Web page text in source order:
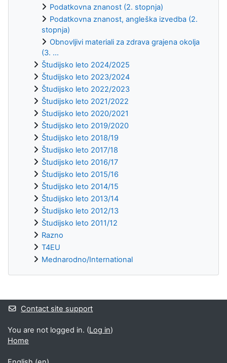
Podatkovna znanost (2. stopnja)
Podatkovna znanost, angleška izvedba (2.
stopnja)
Obnovljivi materiali za zdrava grajena okolja
(3. ...
Študijsko leto 2024/2025
Študijsko leto 2023/2024
Študijsko leto 2022/2023
Študijsko leto 2021/2022
Študijsko leto 2020/2021
Študijsko leto 2019/2020
Študijsko leto 2018/19
Študijsko leto 2017/18
Študijsko leto 2016/17
Študijsko leto 2015/16
Študijsko leto 2014/15
Študijsko leto 2013/14
Študijsko leto 2012/13
Študijsko leto 2011/12
Razno
T4EU
Mednarodno/International
Supplementary blocks
Contact site support
You are not logged in. (Log in)
Home